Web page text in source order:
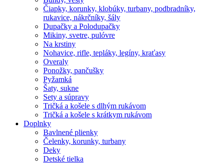
Čiapky, korunky, klobúky, turbany, podbradníky,
rukavice, nákrčníky, šály
Dupačky a Polodupačky
Mikiny, svetre, pulóvre
Na krstiny
Nohavice, rifle, tepláky, legíny, kraťasy
Overaly
Ponožky, pančušky
Pyžamká
Šaty, sukne
Sety a súpravy
Tričká a košele s dlhým rukávom
Tričká a košele s krátkym rukávom
Doplnky
Bavlnené plienky
Čelenky, korunky, turbany
Deky
Detské tielka